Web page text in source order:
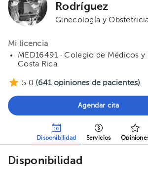
Rodríguez
Ginecología y
Mi licencia
MED16491 · Colegio de Médicos y
Costa Rica
5.0 (641opiniones de pacientes)
Agendar cita
Disponibilidad Servicios
Disponibilidad